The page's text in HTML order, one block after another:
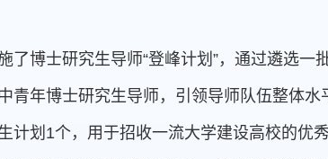
博士研究生导师“登峰计划”，通过遴选一
年博士研究生导师，引领导师队伍整体水
计划1个，用于招收一流大学建设高校的优